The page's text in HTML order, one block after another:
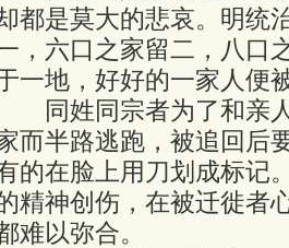
都是莫大的悲哀。明统
，六口之家留二，八口
一地，好好的一家人便
同姓同宗者为了和亲人
而半路逃跑，被追回后
的在脸上用刀划成标记
精神创伤，在被迁徙者
难以弥合。